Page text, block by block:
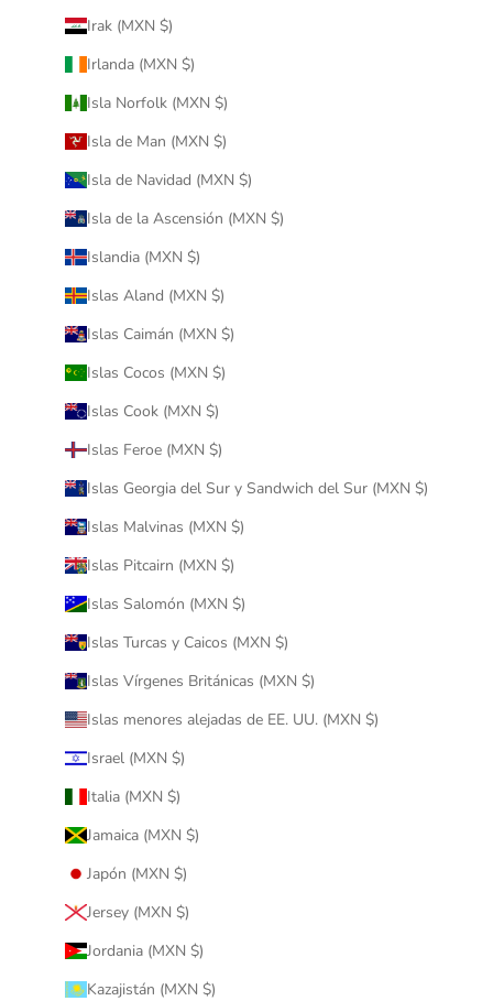
Irak (MXN $)
Irlanda (MXN $)
Isla Norfolk (MXN $)
Isla de Man (MXN $)
Isla de Navidad (MXN $)
Isla de la Ascensión (MXN $)
Islandia (MXN $)
Islas Aland (MXN $)
Islas Caimán (MXN $)
Islas Cocos (MXN $)
Islas Cook (MXN $)
Islas Feroe (MXN $)
Islas Georgia del Sur y Sandwich del Sur (MXN $)
Islas Malvinas (MXN $)
Islas Pitcairn (MXN $)
Islas Salomón (MXN $)
Islas Turcas y Caicos (MXN $)
Islas Vírgenes Británicas (MXN $)
Islas menores alejadas de EE. UU. (MXN $)
Israel (MXN $)
Italia (MXN $)
Jamaica (MXN $)
Japón (MXN $)
Jersey (MXN $)
Jordania (MXN $)
Kazajistán (MXN $)